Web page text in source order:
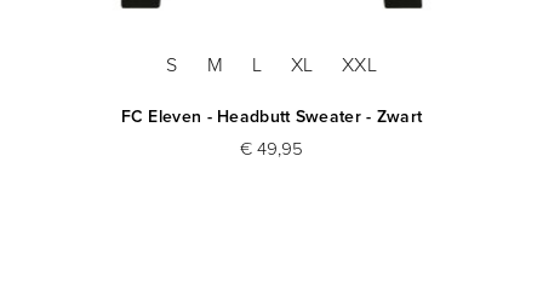
S M L XL XXL
FC Eleven - Headbutt Sweater - Zwart
€ 49,95